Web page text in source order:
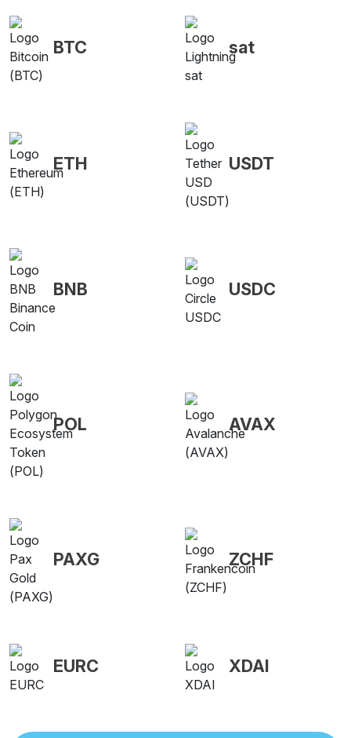
BTC sat
ETH USDT
BNB USDC
POL AVAX
PAXG ZCHF
EURC XDAI